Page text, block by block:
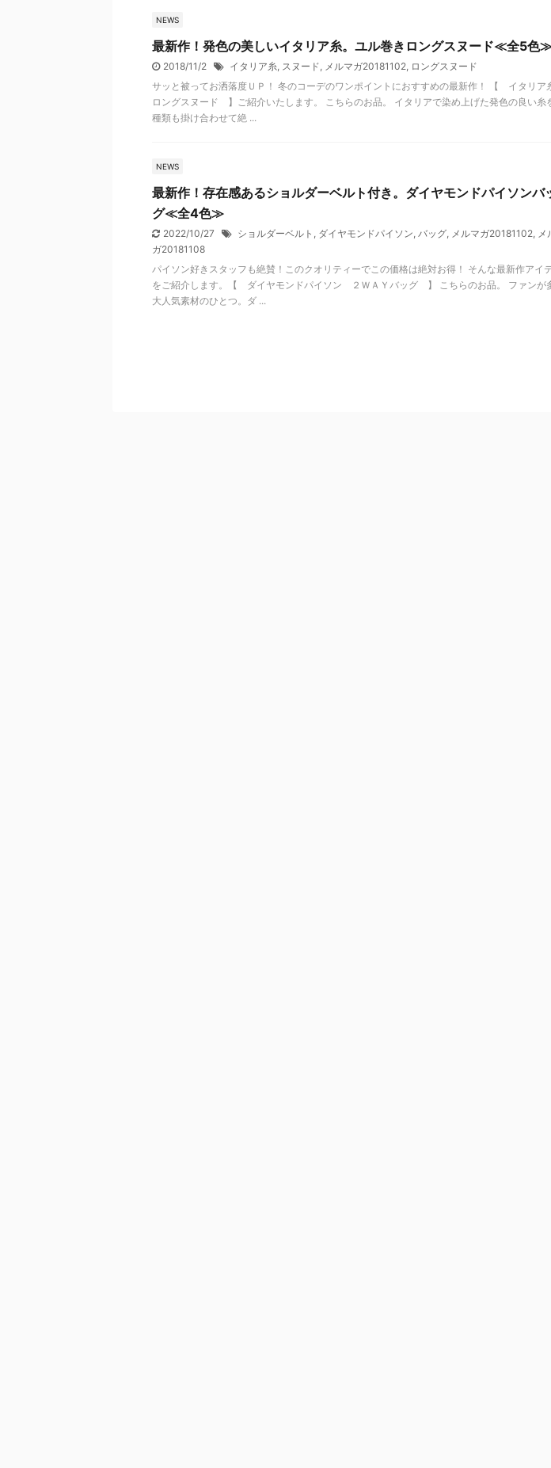
NEWS
最新作！発色の美しいイタリア糸。ユル巻きロングスヌード≪全5色
2018/11/2 イタリア糸, スヌード, メルマガ20181102, ロングスヌード
サッと被ってお洒落度ＵＰ！ 冬のコーデのワンポイントにおすすめの最新作！ 【 イタリ
ロングスヌード 】ご紹介いたします。 こちらのお品。 イタリアで染め上げた発色の良い糸
種類も掛け合わせて絶 ...
NEWS
最新作！存在感あるショルダーベルト付き。ダイヤモンドパイソンバ
グ≪全4色≫
2022/10/27 ショルダーベルト , ダイヤモンドパイソン, バッグ, メルマガ20181102, メ
ガ20181108
パイソン好きスタッフも絶賛！このクオリティーでこの価格は絶対お得！ そんな最新作アイ
をご紹介します。【 ダイヤモンドパイソン ２ＷＡＹバッグ 】 こちらのお品。 ファンが
大人気素材のひとつ。ダ ...